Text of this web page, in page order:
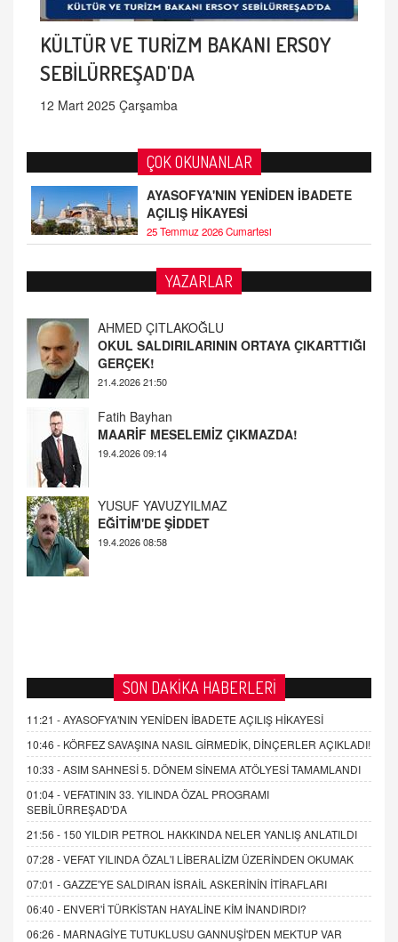
KÜLTÜR VE TURİZM BAKANI ERSOY
SEBİLÜRREŞAD'DA
12 Mart 2025 Çarşamba
ÇOK OKUNANLAR
AYASOFYA'NIN YENİDEN İBADETE
AÇILIŞ HİKAYESİ
25 Temmuz 2026 Cumartesi
YAZARLAR
Fatih Bayhan
MAARİF MESELEMİZ ÇIKMAZDA!
19.4.2026 09:14
YUSUF YAVUZYILMAZ
EĞİTİM'DE ŞİDDET
19.4.2026 08:58
AHMED ÇITLAKOĞLU
OKUL SALDIRILARININ ORTAYA ÇIKARTTIĞI
GERÇEK!
SON DAKİKA HABERLERİ
11:21 -AYASOFYA'NIN YENİDEN İBADETE AÇILIŞ HİKAYESİ
10:46 - KÖRFEZ SAVAŞINA NASIL GİRMEDİK, DİNÇERLER AÇIKLADI!
10:33 -ASIM SAHNESİ 5. DÖNEM SİNEMA ATÖLYESİ TAMAMLANDI
01:04 -VEFATININ 33. YILINDA ÖZAL PROGRAMI
SEBİLÜRREŞAD'DA
21:56 - 150 YILDIR PETROL HAKKINDA NELER YANLIŞ ANLATILDI
07:28 -VEFAT YILINDA ÖZAL'I LİBERALİZM ÜZERİNDEN OKUMAK
07:01 -GAZZE'YE SALDIRAN İSRAİL ASKERİNİN İTİRAFLARI
06:40 - ENVER'İ TÜRKİSTAN HAYALİNE KİM İNANDIRDI?
06:26 - MARNAGİYE TUTUKLUSU GANNUŞİ'DEN MEKTUP VAR